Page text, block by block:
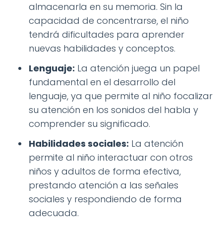
almacenarla en su memoria. Sin la
capacidad de concentrarse, el niño
tendrá dificultades para aprender
nuevas habilidades y conceptos.
Lenguaje: La atención juega un papel
fundamental en el desarrollo del
lenguaje, ya que permite al niño focalizar
su atención en los sonidos del habla y
comprender su significado.
Habilidades sociales: La atención
permite al niño interactuar con otros
niños y adultos de forma efectiva,
prestando atención a las señales
sociales y respondiendo de forma
adecuada.